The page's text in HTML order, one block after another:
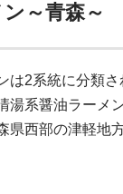
～青森～
は2系統に分類
湯系醤油ラーメ
県西部の津軽地